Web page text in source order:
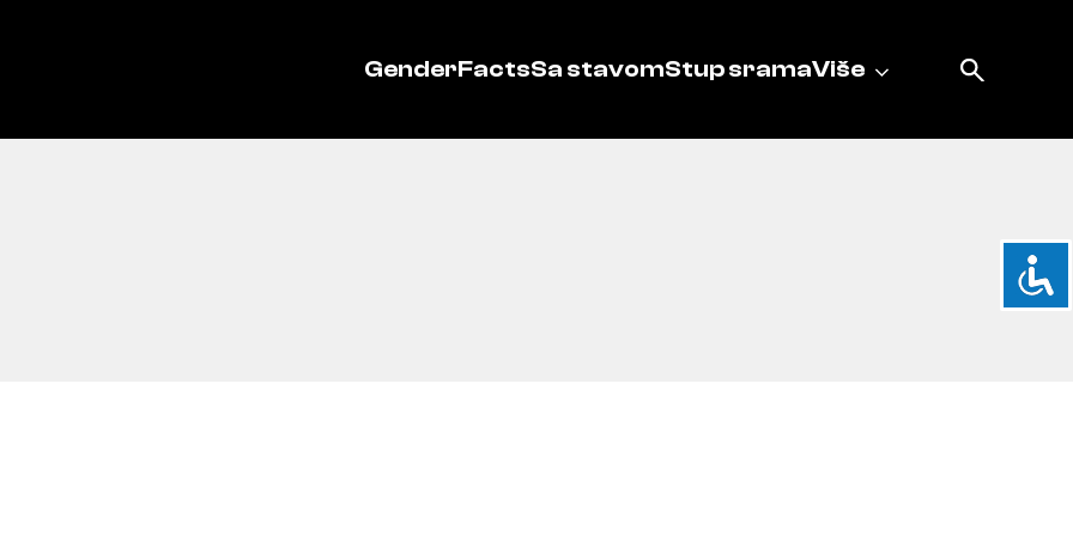
GenderFactsSa stavomStup sramaViše